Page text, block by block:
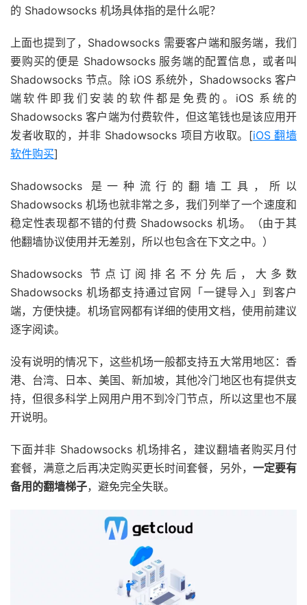
的 Shadowsocks 机场具体指的是什么呢？
上面也提到了，Shadowsocks 需要客户端和服务端，我们
要购买的便是 Shadowsocks 服务端的配置信息，或者叫
Shadowsocks 节点。除 iOS 系统外，Shadowsocks 客户
端软件即我们安装的软件都是免费的。iOS 系统的
Shadowsocks 客户端为付费软件，但这笔钱也是该应用开
发者收取的，并非 Shadowsocks 项目方收取。[iOS 翻墙
软件购买]
Shadowsocks 是一种流行的翻墙工具，所以
Shadowsocks 机场也就非常之多，我们列举了一个速度和
稳定性表现都不错的付费 Shadowsocks 机场。（由于其
他翻墙协议使用并无差别，所以也包含在下文之中。）
Shadowsocks 节点订阅排名不分先后，大多数
Shadowsocks 机场都支持通过官网「一键导入」到客户
端，方便快捷。机场官网都有详细的使用文档，使用前建议
逐字阅读。
没有说明的情况下，这些机场一般都支持五大常用地区：香
港、台湾、日本、美国、新加坡，其他冷门地区也有提供支
持，但很多科学上网用户用不到冷门节点，所以这里也不展
开说明。
下面并非 Shadowsocks 机场排名，建议翻墙者购买月付
套餐，满意之后再决定购买更长时间套餐，另外， 一定要有
备用的翻墙梯子，避免完全失联。